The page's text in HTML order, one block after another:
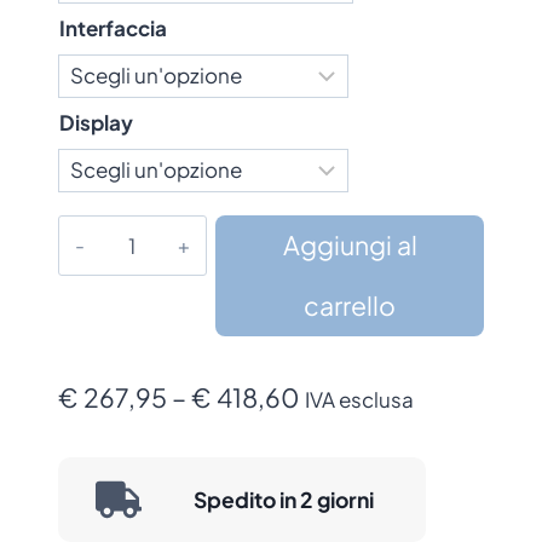
Interfaccia
Display
quantità
Aggiungi al
carrello
€ 267,95 –€ 418,60 Fascia
da
IVA esclusa
Spedito in 2 giorni